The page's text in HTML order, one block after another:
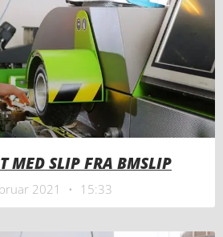
MED SLIP FRA BMSLIP
2021 15:33